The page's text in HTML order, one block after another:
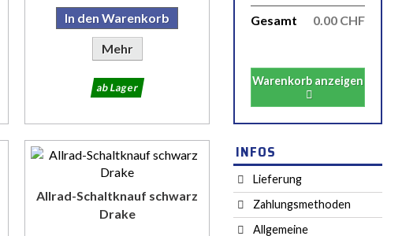
In den Warenkorb
Mehr
ab Lager
Allrad-Schaltknauf schwarz
Drake
0.00 CHF
Gesamt
Warenkorb anzeigen
INFOS
Lieferung
Zahlungsmethoden
Allgemeine